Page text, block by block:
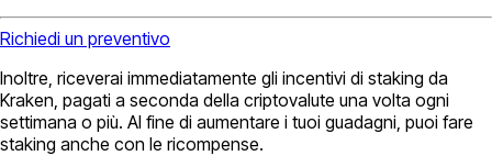
Richiedi un preventivo
Inoltre, riceverai immediatamente gli incentivi di staking da
Kraken, pagati a seconda della criptovalute una volta ogni
settimana o più. Al fine di aumentare i tuoi guadagni, puoi fare
staking anche con le ricompense.